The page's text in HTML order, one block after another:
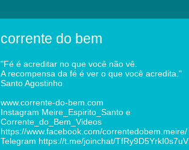
corrente do bem
"Fé é acreditar no que você não vê.
A recompensa da fé é ver o que você acredita."
Santo Agostinho
www.corrente-do-bem.com
Instagram Meire_Espirito_Santo e
Corrente_do_Bem_Videos
https://www.facebook.com/correntedobem.meire/
Telegram https://t.me/joinchat/TfRy9D5YrkI0s7uV